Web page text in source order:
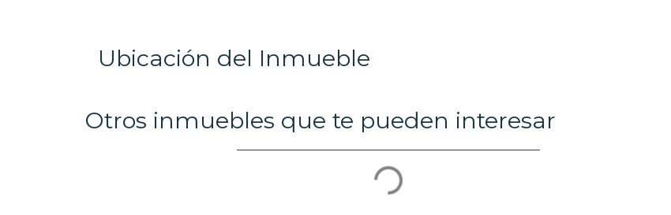
Ubicación del Inmueble
Otros inmuebles que te pueden interesar